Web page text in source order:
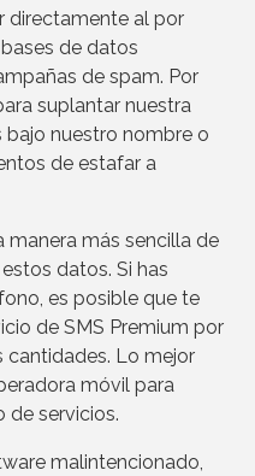
directamente al por
de datos
de spam. Por
suplantar nuestra
nuestro nombre o
de estafar a
manera más sencilla de
datos. Si has
es posible que te
de SMS Premium por
Lo mejor
móvil para
de servicios.
malintencionado,